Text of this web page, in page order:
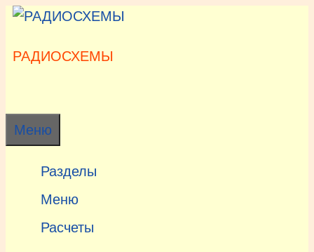
Перейти
РАДИОСХЕМЫ
Меню
Разделы
Меню
Расчеты